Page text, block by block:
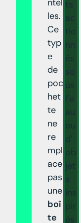
les.
Ce
typ
e
de
poc
het
te
ne
re
mpl
ace
pas
une
boî
te
ts
ac
tio
nn
és
so
us
l’e
au
ou
d’
ob
jet
s
ins
pir
és